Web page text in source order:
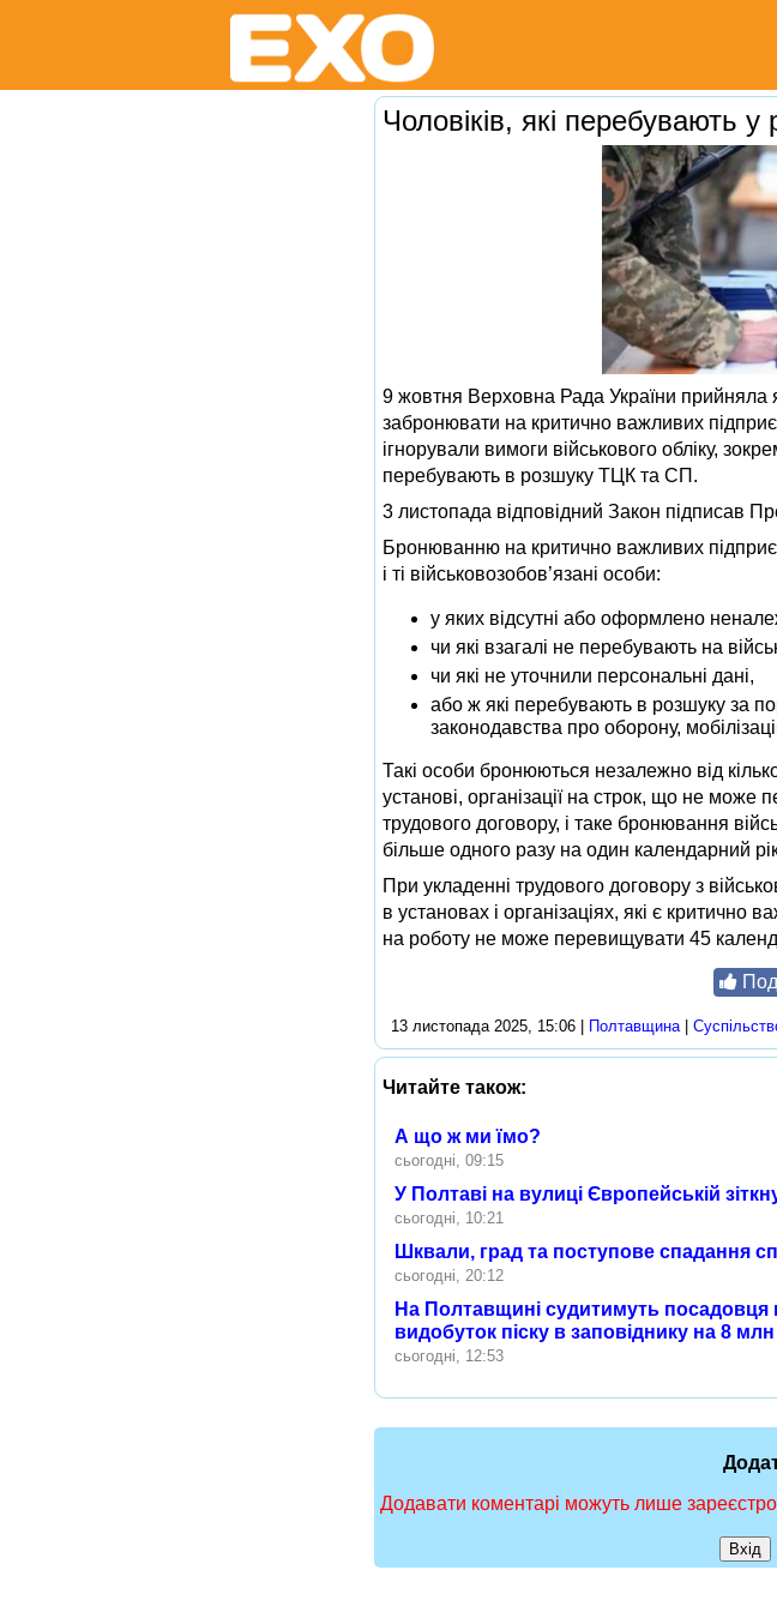
Чоловіків, які перебувають
9 жовтня Верховна Рада України
забронювати на критично важливих
ігнорували вимоги військового обліку,
перебувають в розшуку ТЦК та СП.
3 листопада відповідний Закон підписав
Бронюванню на критично важливих
і ті військовозобов’язані особи:
у яких відсутні або оформлено
чи які взагалі не перебувають на
чи які не уточнили персональні дані,
або ж які перебувають в розшуку за
законодавства про оборону,
Такі особи бронюються незалежно від
установі, організації на строк, що не
трудового договору, і таке бронювання
більше одного разу на один календарний
При укладенні трудового договору з
в установах і організаціях, які є
на роботу не може перевищувати 45
13 листопада 2025, 15:06 | Полтавщина|
Читайте також:
А що ж ми їмо?
сьогодні, 09:15
У Полтаві на вулиці Європейській
сьогодні, 10:21
Шквали, град та поступове спадання
сьогодні, 20:12
На Полтавщині судитимуть посадовця
видобуток піску в заповіднику на 8
сьогодні, 12:53
Додавати коментарі можуть лише
Вхід